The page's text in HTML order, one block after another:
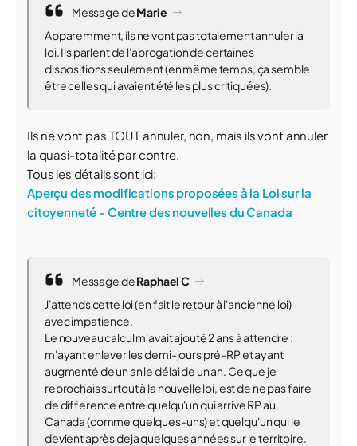
Message deMarie
Apparemment, ils ne vont pas totalement annuler la
loi. Ils parlent de l'abrogation de certaines
dispositions seulement (en même temps, ça semble
être celles qui avaient été les plus critiquées).
Ils ne vont pas TOUT annuler, non, mais ils vont annuler
la quasi-totalité par contre.
Tous les détails sont ici:
Aperçu des modifications proposées à la Loi sur la
citoyenneté - Centre des nouvelles du Canada
Message deRaphael C
J'attends cette loi (en fait le retour à l'ancienne loi)
avec impatience.
Le nouveau calcul m'avait ajouté 2 ans à attendre :
m'ayant enlever les demi-jours pré-RP et ayant
augmenté de un an le délai de un an. Ce que je
reprochais surtout à la nouvelle loi, est de ne pas faire
de difference entre quelqu'un qui arrive RP au
Canada (comme quelques-uns) et quelqu'un qui le
devient après deja quelques années sur le territoire.